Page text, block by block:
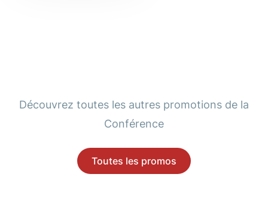
Découvrez toutes les autres promotions de la
Conférence
Toutes les promos